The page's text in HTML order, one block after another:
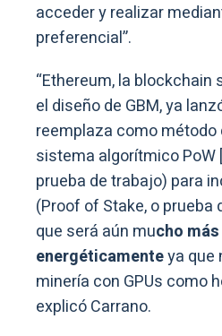
acceder y realizar
preferencial”.
“Ethereum, la blockchain
el diseño de GBM, ya
reemplaza como método
sistema algorítmico PoW
prueba de trabajo) para
(Proof of Stake, o prueba
que será aún mucho
energéticamenteya que
minería con GPUs como
explicó Carrano.